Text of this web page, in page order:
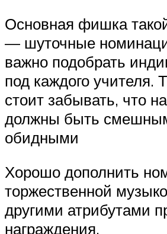
Основная фишка
— шуточные
важно подобрать
под каждого учителя.
стоит забывать, что
должны быть
обидными
Хорошо дополнить
торжественной
другими атрибутами
награждения.